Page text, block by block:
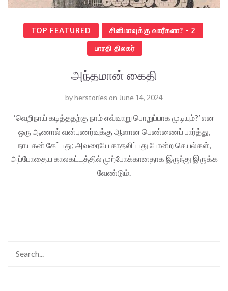
TOP FEATURED சினிமாவுக்கு வாரீகளா? - 2
பாரதி திலகர்
அந்தமான் கைதி
byherstories on June 14, 2024
‘வெறிநாய் கடித்ததற்கு நாம் எவ்வாறு பொறுப்பாக முடியும்?’ என
ஒரு ஆணால் வன்புணர்வுக்கு ஆளான பெண்ணைப் பார்த்து,
நாயகன் கேட்பது; அவரையே காதலிப்பது போன்ற செயல்கள்,
அப்போதைய காலகட்டத்தில் முற்போக்கானதாக இருந்து இருக்க
வேண்டும்.